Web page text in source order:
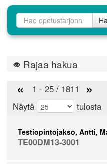
Rajaa hakua
« 1 - 25 / 1811 »
Näytä tulosta
Testiopintojakso, Antti,
TE00DM13-3001